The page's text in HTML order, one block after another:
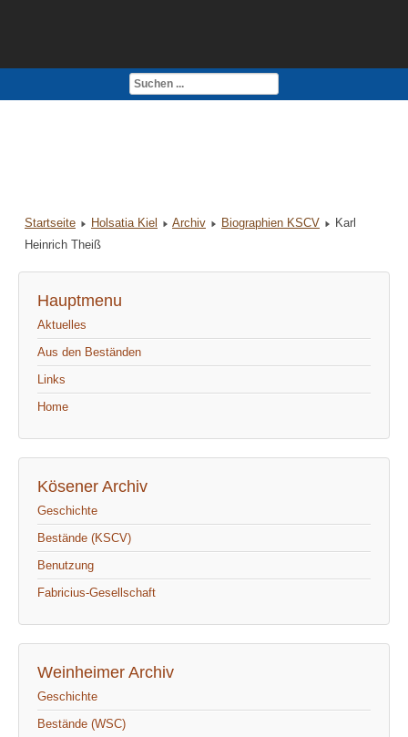
Impressum
Startseite Holsatia Kiel Archiv Biographien KSCV
Karl
Heinrich Theiß
Hauptmenu
Aktuelles
Aus den Beständen
Links
Home
Kösener Archiv
Geschichte
Bestände (KSCV)
Benutzung
Fabricius-Gesellschaft
Weinheimer Archiv
Geschichte
Bestände (WSC)